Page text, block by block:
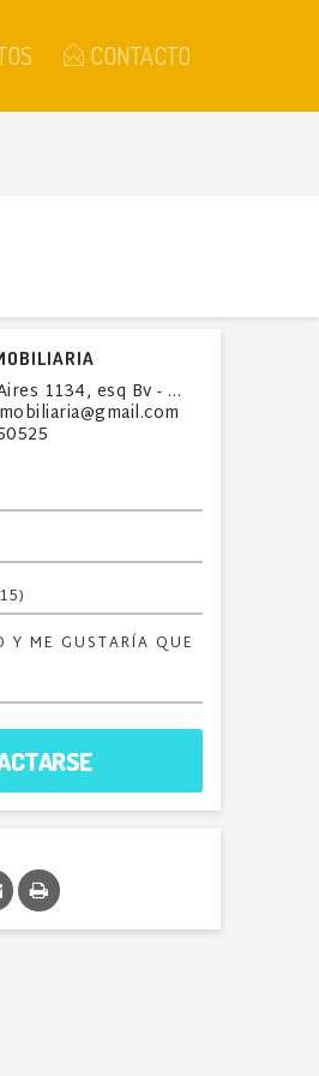
CONTACTO
Buenos Aires 1134, esq Bv - Villa Gesell